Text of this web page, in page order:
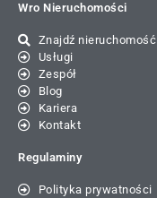
Wro Nieruchomości
Znajdź nieruchomość
Usługi
Zespół
Blog
Kariera
Kontakt
Regulaminy
Polityka prywatności